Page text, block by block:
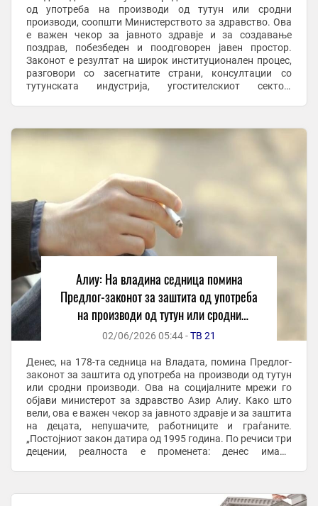
од употреба на производи од тутун или сродни
производи, соопшти Министерството за здравство. Ова
е важен чекор за јавното здравје и за создавање
поздрав, побезбеден и поодговорен јавен простор.
Законот е резултат на широк институционален процес,
разговори со засегнатите страни, консултации со
тутунската индустрија, угостителскиот сектор,
Алиу: На владина седница помина
Предлог-законот за заштита од употреба
на производи од тутун или сродни
производи
02/06/2026 05:44 -ТВ 21
Денес, на 178-та седница на Владата, помина Предлог-
законот за заштита од употреба на производи од тутун
или сродни производи. Ова на социјалните мрежи го
објави министерот за здравство Азир Алиу. Како што
вели, ова е важен чекор за јавното здравје и за заштита
на децата, непушачите, работниците и граѓаните.
„Постојниот закон датира од 1995 година. По речиси три
децении, реалноста е променета: денес имаме